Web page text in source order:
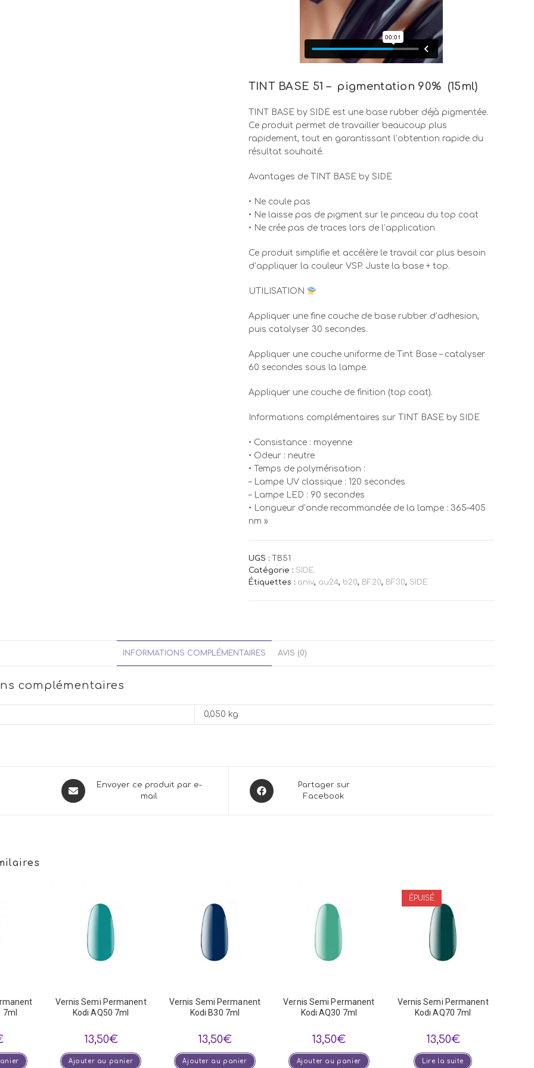
TINT BASE 51 – pigmentation 90% (15ml)
TINT BASE by SIDE est une base rubber déjà pigmentée.
Ce produit permet de travailler beaucoup plus
rapidement, tout en garantissant l’obtention rapide du
résultat souhaité.
Avantages de TINT BASE by SIDE
• Ne coule pas
• Ne laisse pas de pigment sur le pinceau du top coat
• Ne crée pas de traces lors de l’application
Ce produit simplifie et accélère le travail car plus besoin
d’appliquer la couleur VSP. Juste la base + top.
UTILISATION
Appliquer une fine couche de base rubber d’adhesion,
puis catalyser 30 secondes.
Appliquer une couche uniforme de Tint Base – catalyser
60 secondes sous la lampe.
Appliquer une couche de finition (top coat).
Informations complémentaires sur TINT BASE by SIDE
• Consistance : moyenne
• Odeur : neutre
• Temps de polymérisation :
– Lampe UV classique : 120 secondes
– Lampe LED : 90 secondes
• Longueur d’onde recommandée de la lampe : 365–405
nm »
UGS : TB51
Catégorie : SIDE
Étiquettes : aniv, au24, b20, BF20, BF30, SIDE
INFORMATIONS COMPLÉMENTAIRES AVIS (0)
complémentaires
0,050 kg
Opens
in
Envoyer ce produit par e-
mail
Opens
in
Partager sur
Facebook
7ml
Vernis Semi Permanent
Kodi AQ50 7ml
13,50€
Ajouter au panier
Vernis Semi Permanent
Kodi B30 7ml
13,50€
Ajouter au panier
Vernis Semi Permanent
Kodi AQ30 7ml
13,50€
Ajouter au panier
ÉPUISÉ
Vernis Semi Permanent
Kodi AQ70 7ml
13,50€
Lire la suite